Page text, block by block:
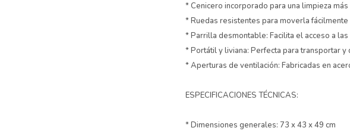
* Cenicero incorporado para una limpieza
* Ruedas resistentes para moverla
* Parrilla desmontable: Facilita el acceso a
* Portátil y liviana: Perfecta para transportar y
* Aperturas de ventilación: Fabricadas en
ESPECIFICACIONES TÉCNICAS:
* Dimensiones generales: 73 x 43 x 49 cm